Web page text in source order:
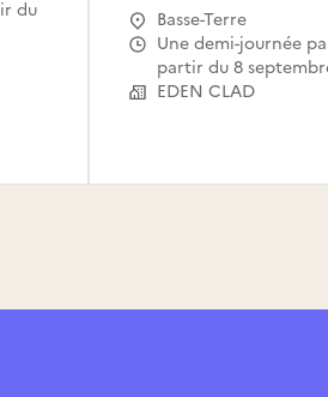
Basse-Terre
Une demi-journée par semaine à
partir du 8
EDEN CLAD